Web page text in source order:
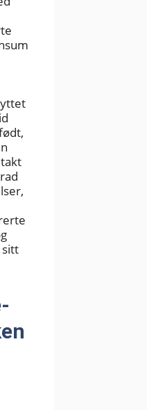
sitt